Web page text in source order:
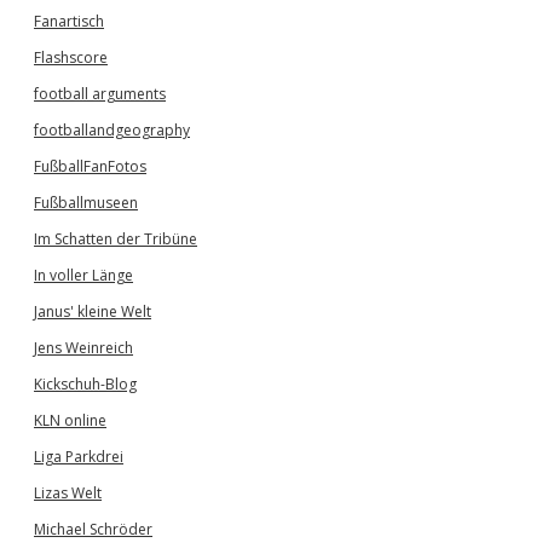
Fanartisch
Flashscore
football arguments
footballandgeography
FußballFanFotos
Fußballmuseen
Im Schatten der Tribüne
In voller Länge
Janus' kleine Welt
Jens Weinreich
Kickschuh-Blog
KLN online
Liga Parkdrei
Lizas Welt
Michael Schröder